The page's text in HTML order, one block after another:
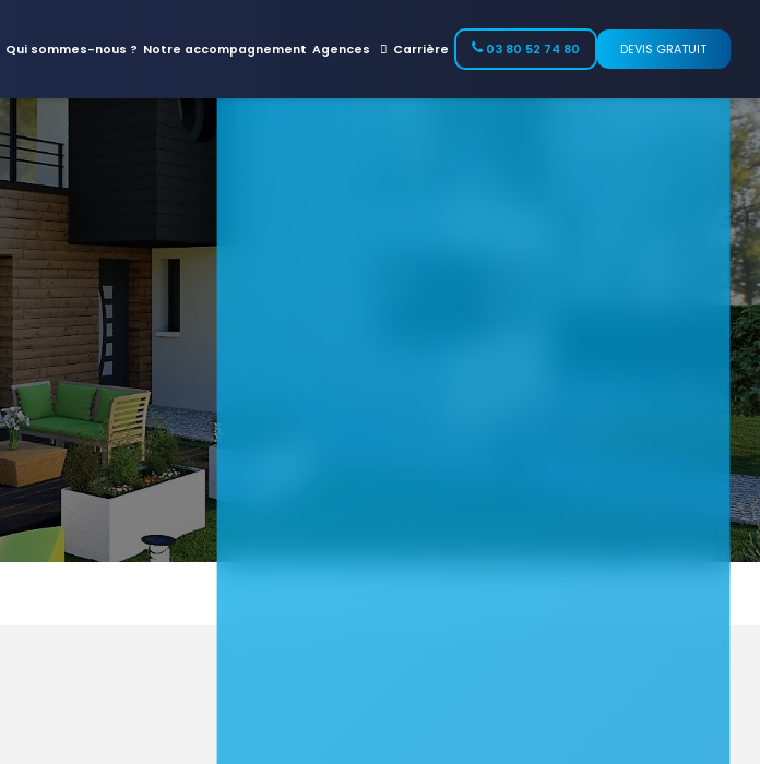
Qui sommes-nous ? Notre accompagnement Agences Carrière 03 80 52 74 80 DEVIS GRATUIT